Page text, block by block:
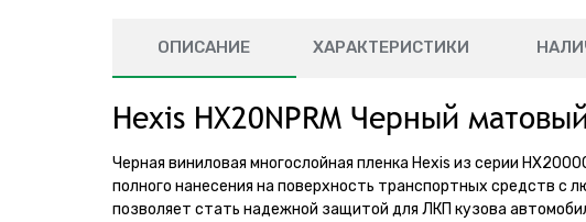
ОПИСАНИЕ ХАРАКТЕРИСТИКИ
Hexis HX20NPRM Черный
Черная виниловая многослойная пленка Hexis из серии
полного нанесения на поверхность транспортных средств
позволяет стать надежной защитой для ЛКП кузова